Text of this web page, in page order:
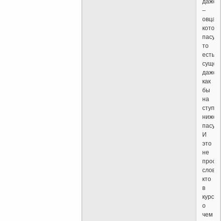
даже
–
пасут,
то
есть
даже
как
бы
на
ниже
И
это
не
слова,
кто
в
курсе,
о
чем